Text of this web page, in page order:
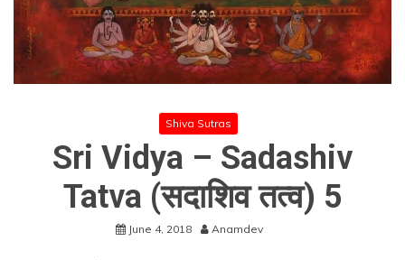
Shiva Sutras
Sri Vidya – Sadashiv
Tatva (सदाशिव तत्व) 5
June 4, 2018 Anamdev